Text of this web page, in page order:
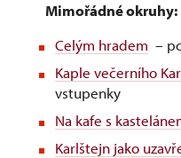
Mimořádné okruhy:
Celým hradem –
Kaple večerního
vstupenky
Na kafe s
Karlštejn jako